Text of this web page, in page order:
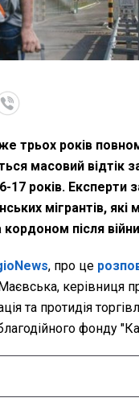
трьох років
масовий відтік
17 років. Експерти
мігрантів,
після
, про це
керівниця
та протидія
фонду